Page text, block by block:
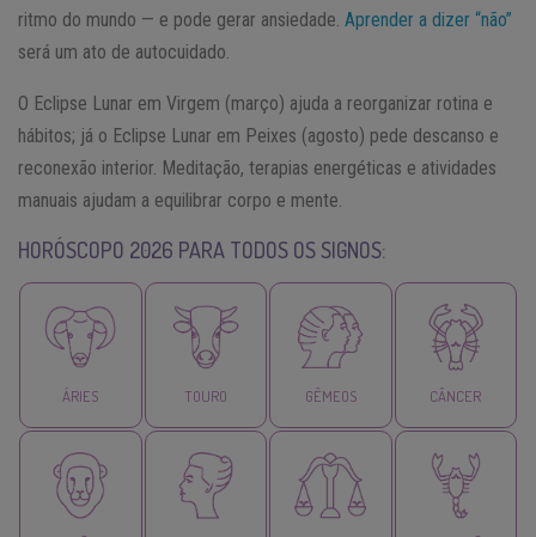
ritmo do mundo — e pode gerar ansiedade. Aprender a dizer “não”
será um ato de autocuidado.
O Eclipse Lunar em Virgem (março) ajuda a reorganizar rotina e
hábitos; já o Eclipse Lunar em Peixes (agosto) pede descanso e
reconexão interior. Meditação, terapias energéticas e atividades
manuais ajudam a equilibrar corpo e mente.
HORÓSCOPO 2026 PARA TODOS OS SIGNOS:
ÁRIES TOURO GÊMEOS CÂNCER